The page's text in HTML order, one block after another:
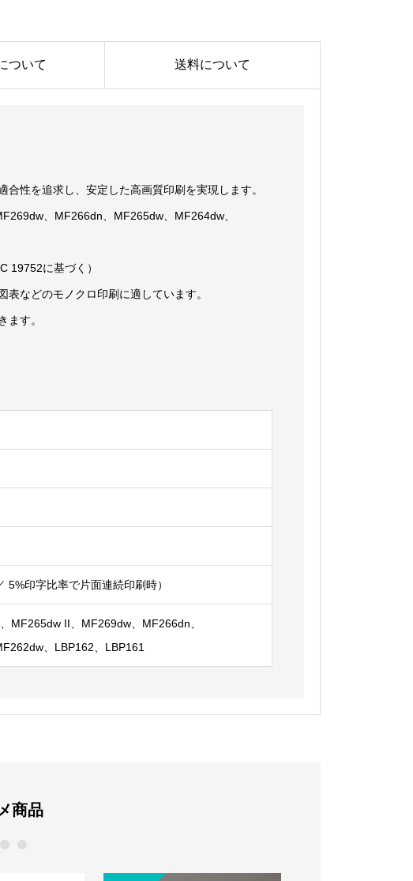
ついて 送料について
合性を追求し、安定した高画質印刷を実現します。
、MF266dn、MF265dw、MF264dw、
19752に基づく）
などのモノクロ印刷に適しています。
ます。
5%印字比率で片面連続印刷時）
MF265dw II、MF269dw、MF266dn、
、LBP162、LBP161
商品
3 4